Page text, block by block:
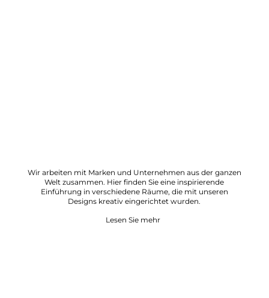
Wir arbeiten mit Marken und Unternehmen aus der ganzen
Welt zusammen. Hier finden Sie eine inspirierende
Einführung in verschiedene Räume, die mit unseren
Designs kreativ eingerichtet wurden.
Lesen Sie mehr